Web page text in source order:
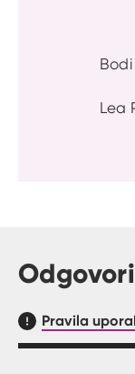
Lea
Odgovori
Pravila